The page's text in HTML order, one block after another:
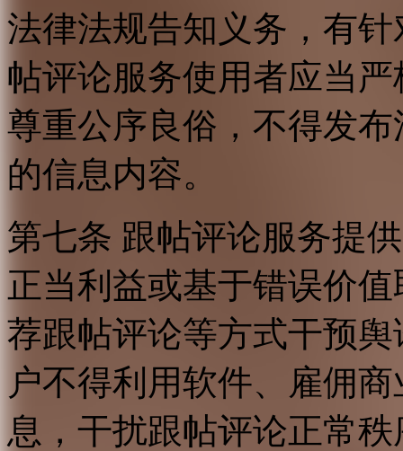
法律法规告知义务，有
帖评论服务使用者应当
尊重公序良俗，不得发
的信息内容。
第七条 跟帖评论服务提
正当利益或基于错误价
荐跟帖评论等方式干预
户不得利用软件、雇佣
息，干扰跟帖评论正常